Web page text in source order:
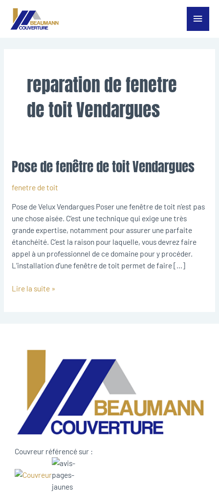
Aller
Menu
reparation de fenetre
de toit Vendargues
Pose de fenêtre de toit Vendargues
fenetre de toit
Pose de Velux Vendargues Poser une fenêtre de toit n’est pas
une chose aisée. C’est une technique qui exige une très
grande expertise, notamment pour assurer une parfaite
étanchéité. C’est la raison pour laquelle, vous devrez faire
appel à un professionnel de ce domaine pour y procéder.
L‘installation d’une fenêtre de toit permet de faire […]
Pose
de
fenêtre
toit
Vendargues
Lire la suite »
Couvreur référencé sur :